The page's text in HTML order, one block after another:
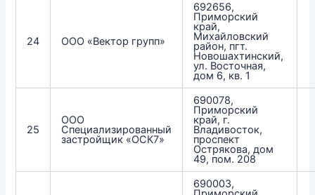
24 ООО «Вектор групп»
692656,
Приморский
край,
Михайловский
район, пгт.
Новошахтинский,
ул. Восточная,
дом 6, кв. 1
25
ООО
Специализированный
застройщик «ОСК7»
690078,
Приморский
край, г.
Владивосток,
проспект
Острякова, дом
49, пом. 208
690003,